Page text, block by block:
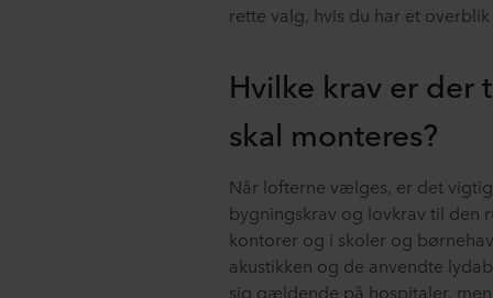
rette valg, hvis du har et
Hvilke krav er der
skal monteres?
Når lofterne vælges, er det
bygningskrav og lovkrav til den
kontorer og i skoler og
akustikken og de anvendte
sig gældende på hospitaler,